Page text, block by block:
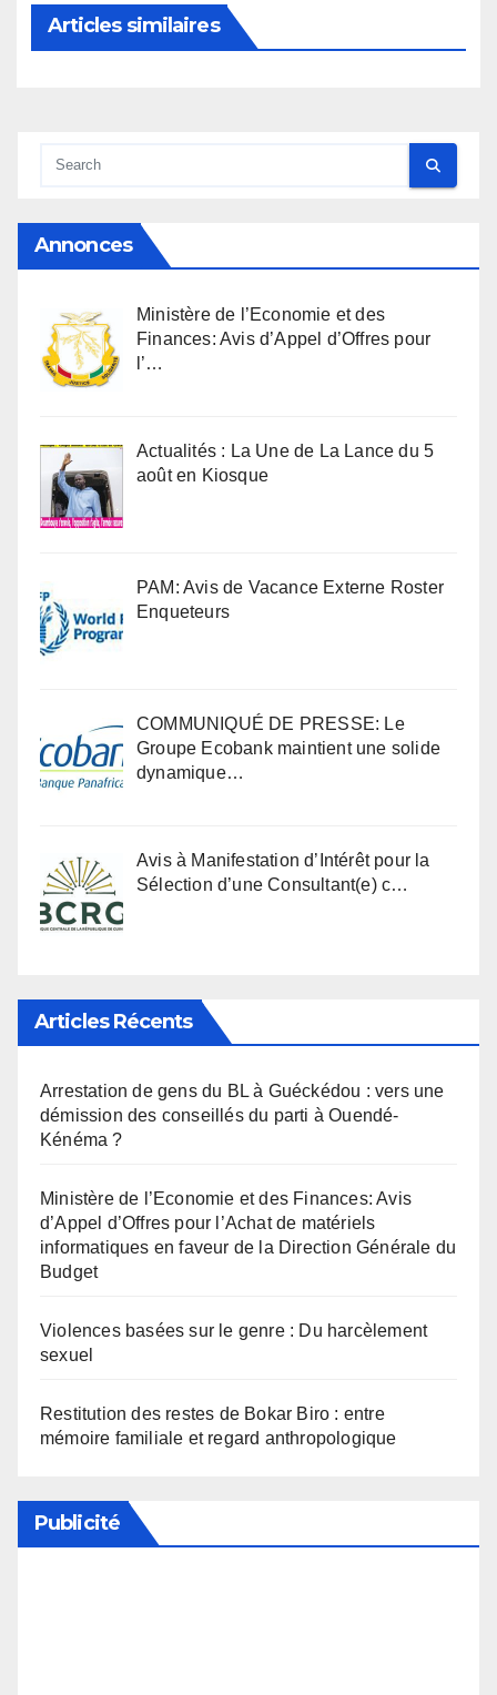
Articles similaires
Annonces
Ministère de l’Economie et des
Finances: Avis d’Appel d’Offres pour
l’…
Actualités : La Une de La Lance du 5
août en Kiosque
PAM: Avis de Vacance Externe Roster
Enqueteurs
COMMUNIQUÉ DE PRESSE: Le
Groupe Ecobank maintient une solide
dynamique…
Avis à Manifestation d’Intérêt pour la
Sélection d’une Consultant(e) c…
Articles Récents
Arrestation de gens du BL à Guéckédou : vers une
démission des conseillés du parti à Ouendé-
Kénéma ?
Ministère de l’Economie et des Finances: Avis
d’Appel d’Offres pour l’Achat de matériels
informatiques en faveur de la Direction Générale du
Budget
Violences basées sur le genre : Du harcèlement
sexuel
Restitution des restes de Bokar Biro : entre
mémoire familiale et regard anthropologique
Publicité